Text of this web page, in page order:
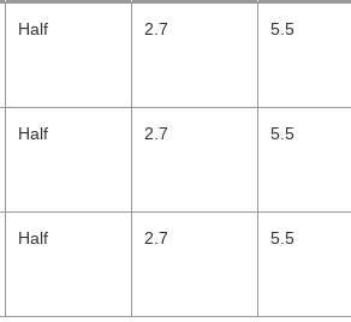
Half 2.7 5.5
Half 2.7 5.5
Half 2.7 5.5